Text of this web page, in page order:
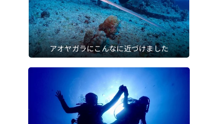
アオヤガラにこんなに近づけました